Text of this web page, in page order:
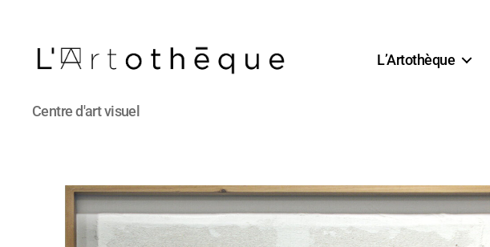
L'Artothèque
Centre d'art visuel
L’Artothèque